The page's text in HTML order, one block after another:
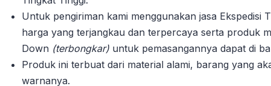
Untuk pengiriman kami menggunakan jasa Ekspedisi
harga yang terjangkau dan terpercaya serta produk
Down (terbongkar) untuk pemasangannya dapat di
Produk ini terbuat dari material alami, barang yang
warnanya.